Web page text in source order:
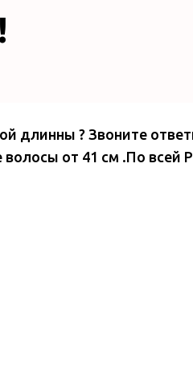
длинны ? Звоните
от 41 см .По всей